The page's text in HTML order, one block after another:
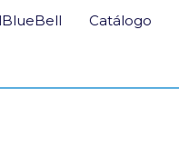
Catálogo